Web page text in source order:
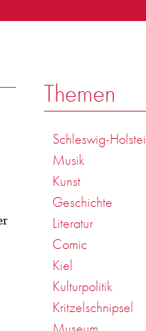
Themen
Schleswig-
Musik
Kunst
Geschichte
Literatur
Comic
Kiel
Kulturpolitik
Kritzelschnipsel